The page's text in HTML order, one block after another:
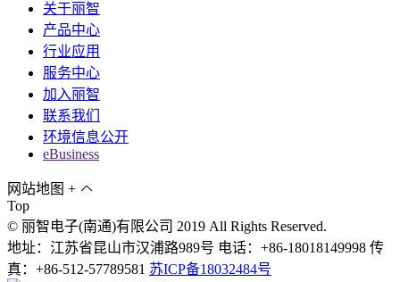
关于丽智
产品中心
行业应用
服务中心
加入丽智
联系我们
环境信息公开
eBusiness
网站地图 +
Top
© 丽智电子(南通)有限公司 2019 All Rights Reserved.
地址：江苏省昆山市汉浦路989号 电话：+86-18018149998 传
真：+86-512-57789581 苏ICP备18032484号